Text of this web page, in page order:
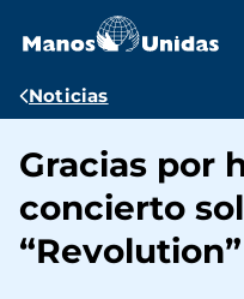
contenido
Ruta
navegación
Noticias
Gracias por
concierto
“Revolution”